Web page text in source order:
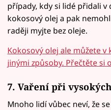
případy, kdy si lidé přidali
kokosový olej a pak
raději myjte bez oleje.
Kokosový olej ale můžete
jinými způsoby. Přečtěte si
7. Vaření při
Mnoho lidí vůbec neví, že